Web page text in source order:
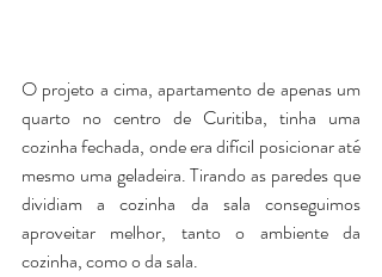
O projeto a cima, apartamento de apenas um
quarto no centro de Curitiba, tinha uma
cozinha fechada, onde era difícil posicionar até
mesmo uma geladeira. Tirando as paredes que
dividiam a cozinha da sala conseguimos
aproveitar melhor, tanto o ambiente da
cozinha, como o da sala.